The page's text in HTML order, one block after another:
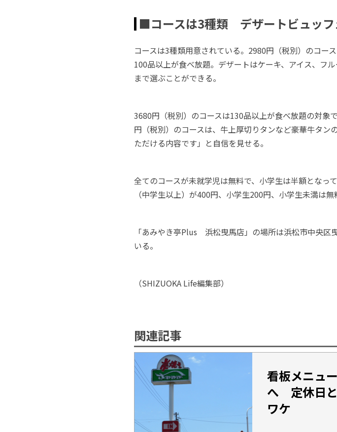
■コースは3種類 デザートビュッフ
コースは3種類用意されている。2980円（税別）のコー
100品以上が食べ放題。デザートはケーキ、アイス、フ
まで選ぶことができる。
3680円（税別）のコースは130品以上が食べ放題の対象
円（税別）のコースは、牛上厚切りタンなど豪華牛タ
ただける内容です」と自信を見せる。
全てのコースが未就学児は無料で、小学生は半額となっ
（中学生以上）が400円、小学生200円、小学生未満は無
「あみやき亭Plus 浜松曳馬店」の場所は浜松市中央区
いる。
（SHIZUOKA Life編集部）
関連記事
看板メニュ
へ 定休日と
ワケ